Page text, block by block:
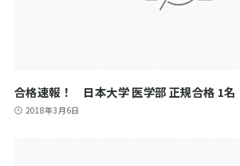
合格速報！ 日本大学 医学部 正規合格 1名
2018年3月6日